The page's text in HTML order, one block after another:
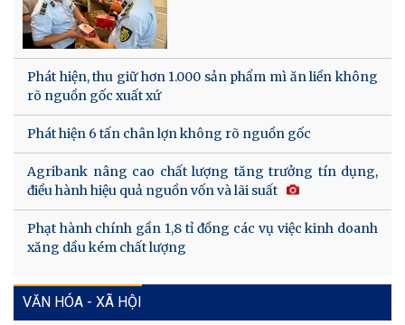
Phát hiện, thu giữ hơn 1.000 sản phẩm mì ăn liền không
rõ nguồn gốc xuất xứ
Phát hiện 6 tấn chân lợn không rõ nguồn gốc
Agribank nâng cao chất lượng tăng trưởng tín dụng,
điều hành hiệu quả nguồn vốn và lãi suất
Phạt hành chính gần 1,8 tỉ đồng các vụ việc kinh doanh
xăng dầu kém chất lượng
VĂN HÓA - XÃ HỘI